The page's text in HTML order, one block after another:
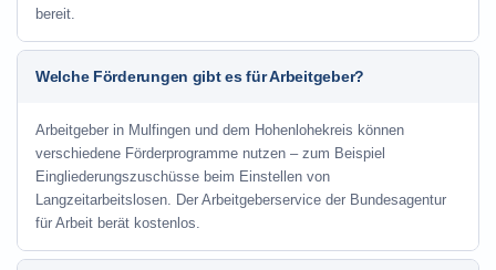
bereit.
Welche Förderungen gibt es für Arbeitgeber?
Arbeitgeber in Mulfingen und dem Hohenlohekreis können
verschiedene Förderprogramme nutzen – zum Beispiel
Eingliederungszuschüsse beim Einstellen von
Langzeitarbeitslosen. Der Arbeitgeberservice der Bundesagentur
für Arbeit berät kostenlos.